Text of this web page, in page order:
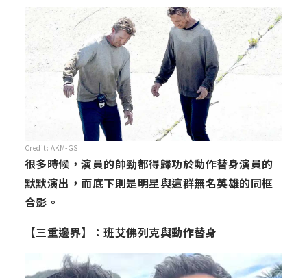
Credit: AKM-GSI
很多時候，演員的帥勁都得歸功於動作替身演員的
默默演出，而底下則是明星與這群無名英雄的同框
合影。
【三重邊界】：班艾佛列克與動作替身